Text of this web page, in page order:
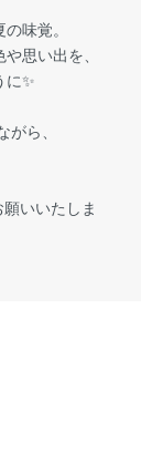
味覚。
思い出を、
✨
ら、
いいたしま